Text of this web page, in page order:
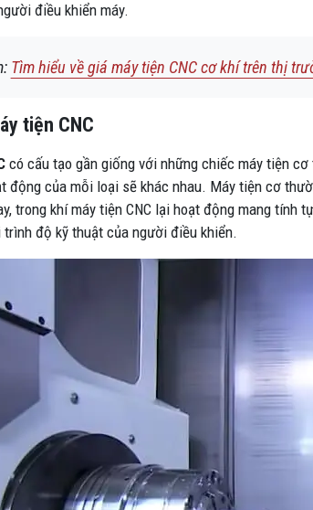
điều khiển máy.
Tìm hiểu về giá máy tiện CNC cơ khí trên thị
tiện CNC
có cấu tạo gần giống với những chiếc máy tiện
động của mỗi loại sẽ khác nhau. Máy tiện cơ
trong khí máy tiện CNC lại hoạt động mang tính
trình độ kỹ thuật của người điều khiển.